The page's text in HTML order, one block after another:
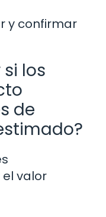
y confirmar
los
de
valor